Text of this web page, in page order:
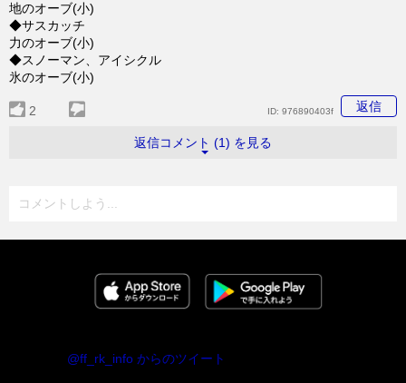
地のオーブ(小)
◆サスカッチ
力のオーブ(小)
◆スノーマン、アイシクル
氷のオーブ(小)
2 返信
ID: 976890403f
返信コメント (1) を見る
コメントしよう...
@ff_rk_info からのツイート